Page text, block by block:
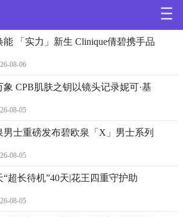
能 「实力」新生 Clinique倩碧携手品
08-06
象 CPB肌肤之钥以镜头记录妮可·基
08-05
男士重磅发布碧欧泉「X」男士系列
08-05
“超长待机”40天|花王四重守护助
08-05